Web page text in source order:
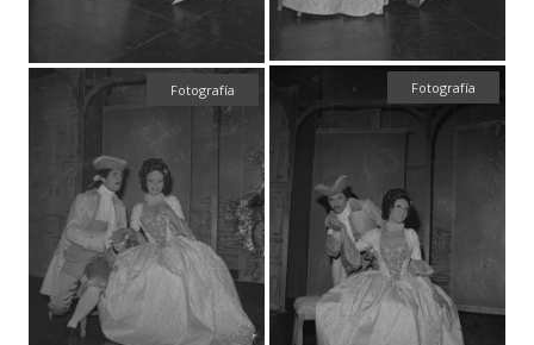
Fotografía
Fotografía